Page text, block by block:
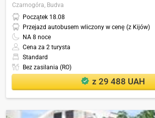
Czarnogóra, Budva
Początek 18.08
Przejazd autobusem wliczony w cenę (z Kijów)
NA 8 noce
Cena za 2 turysta
Standard
Bez zasilania (RO)
z 29 488 UAH